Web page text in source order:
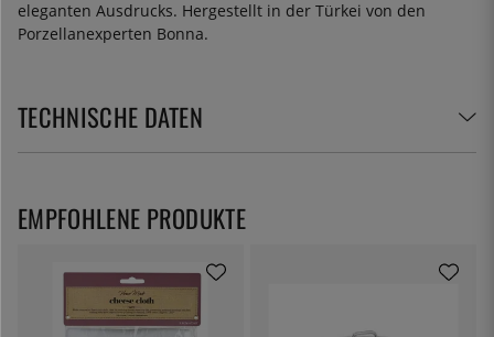
eleganten Ausdrucks. Hergestellt in der Türkei von den
Porzellanexperten Bonna.
TECHNISCHE DATEN
EMPFOHLENE PRODUKTE